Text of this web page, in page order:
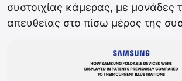
συστοιχίας κάμερας, με μονάδες
απευθείας στο πίσω μέρος της